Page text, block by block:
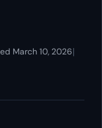
March 10, 2026|